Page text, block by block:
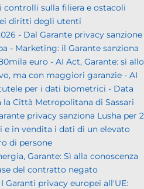
sulla filiera e ostacoli
diritti degli utenti
- Dal Garante privacy sanzione
- Marketing: il Garante sanziona
euro - AI Act, Garante: sì allo
ma con maggiori garanzie - AI
per i dati biometrici - Data
la Città Metropolitana di Sassari
privacy sanziona Lusha per 2
in vendita i dati di un elevato
di persone
Garante: Sì alla conoscenza
del contratto negato
I Garanti privacy europei all'UE: